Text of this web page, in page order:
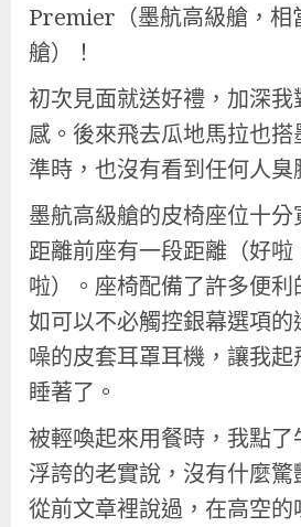
Premier（墨航高級艙，相
艙）！
初次見面就送好禮，加深
感。後來飛去瓜地馬拉也
準時，也沒有看到任何人臭
墨航高級艙的皮椅座位十
距離前座有一段距離（好
啦）。座椅配備了許多便
如可以不必觸控銀幕選項
噪的皮套耳罩耳機，讓我
睡著了。
被輕喚起來用餐時，我點
浮誇的老實說，沒有什麼
從前文章裡說過，在高空